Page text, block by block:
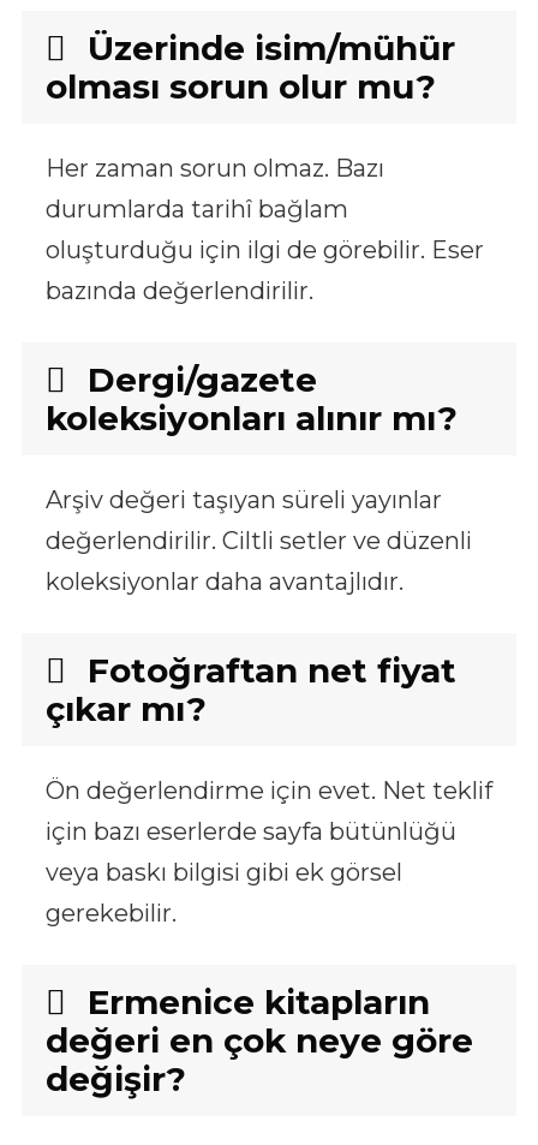
Üzerinde isim/mühür
olması sorun olur mu?
Her zaman sorun olmaz. Bazı
durumlarda tarihî bağlam
oluşturduğu için ilgi de görebilir. Eser
bazında değerlendirilir.
Dergi/gazete
koleksiyonları alınır mı?
Arşiv değeri taşıyan süreli yayınlar
değerlendirilir. Ciltli setler ve düzenli
koleksiyonlar daha avantajlıdır.
Fotoğraftan net fiyat
çıkar mı?
Ön değerlendirme için evet. Net teklif
için bazı eserlerde sayfa bütünlüğü
veya baskı bilgisi gibi ek görsel
gerekebilir.
Ermenice kitapların
değeri en çok neye göre
değişir?